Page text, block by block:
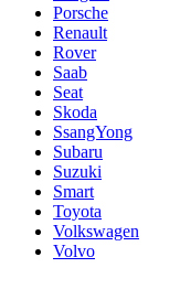
Porsche
Renault
Rover
Saab
Seat
Skoda
SsangYong
Subaru
Suzuki
Smart
Toyota
Volkswagen
Volvo